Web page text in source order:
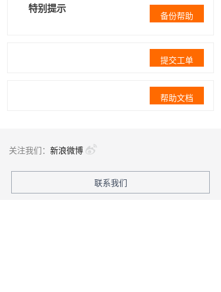
特别提示
备份帮助
提交工单
帮助文档